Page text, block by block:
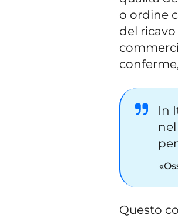
o ordine
del
In
Questo